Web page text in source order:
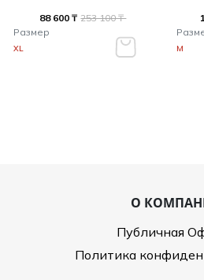
88 600 ₸ 253 100 ₸
Размер
XL M
О
Публичная
Политика